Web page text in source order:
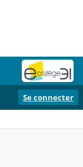
Se connecter